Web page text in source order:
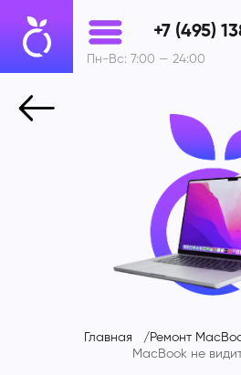
+7 (495)
Пн-Вс: 7:00 — 24:00
Главная
Ремонт
MacBook не